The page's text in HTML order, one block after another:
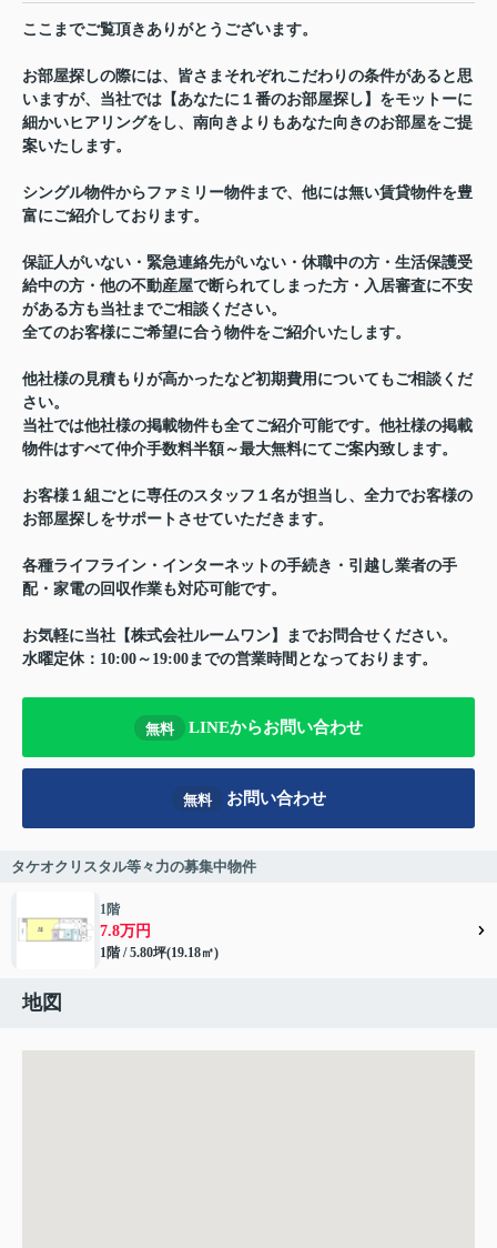
ここまでご覧頂きありがとうございます。
お部屋探しの際には、皆さまそれぞれこだわりの条件があると思
いますが、当社では【あなたに１番のお部屋探し】をモットーに
細かいヒアリングをし、南向きよりもあなた向きのお部屋をご提
案いたします。
シングル物件からファミリー物件まで、他には無い賃貸物件を豊
富にご紹介しております。
保証人がいない・緊急連絡先がいない・休職中の方・生活保護受
給中の方・他の不動産屋で断られてしまった方・入居審査に不安
がある方も当社までご相談ください。
全てのお客様にご希望に合う物件をご紹介いたします。
他社様の見積もりが高かったなど初期費用についてもご相談くだ
さい。
当社では他社様の掲載物件も全てご紹介可能です。他社様の掲載
物件はすべて仲介手数料半額～最大無料にてご案内致します。
お客様１組ごとに専任のスタッフ１名が担当し、全力でお客様の
お部屋探しをサポートさせていただきます。
各種ライフライン・インターネットの手続き・引越し業者の手
配・家電の回収作業も対応可能です。
お気軽に当社【株式会社ルームワン】までお問合せください。
水曜定休：10:00～19:00までの営業時間となっております。
無料 LINEからお問い合わせ
無料 お問い合わせ
タケオクリスタル等々力の募集中物件
1階
7.8万円
1階 / 5.80坪(19.18㎡)
地図